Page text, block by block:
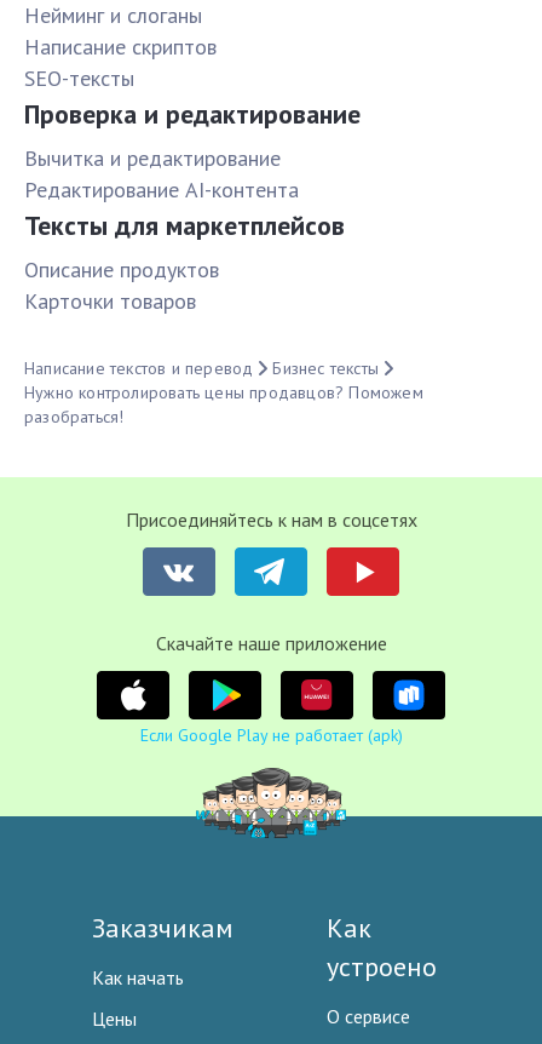
Нейминг и слоганы
Написание скриптов
SEO-тексты
Проверка и редактирование
Вычитка и редактирование
Редактирование AI-контента
Тексты для маркетплейсов
Описание продуктов
Карточки товаров
Написание текстов и перевод
Бизнес тексты
Нужно контролировать цены продавцов? Поможем
разобраться!
Присоединяйтесь к нам в соцсетях
Cкачайте наше приложение
Если Google Play не работает (apk)
Заказчикам
Как начать
Цены
Как
устроено
О сервисе